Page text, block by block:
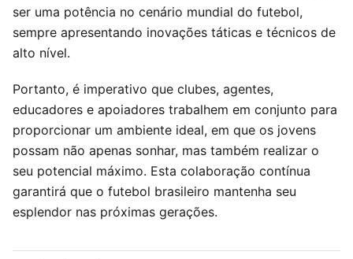
ser uma potência no cenário mundial do futebol,
sempre apresentando inovações táticas e técnicos de
alto nível.
Portanto, é imperativo que clubes, agentes,
educadores e apoiadores trabalhem em conjunto para
proporcionar um ambiente ideal, em que os jovens
possam não apenas sonhar, mas também realizar o
seu potencial máximo. Esta colaboração contínua
garantirá que o futebol brasileiro mantenha seu
esplendor nas próximas gerações.